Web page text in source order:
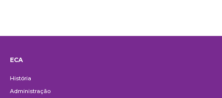
ECA
História
Administração